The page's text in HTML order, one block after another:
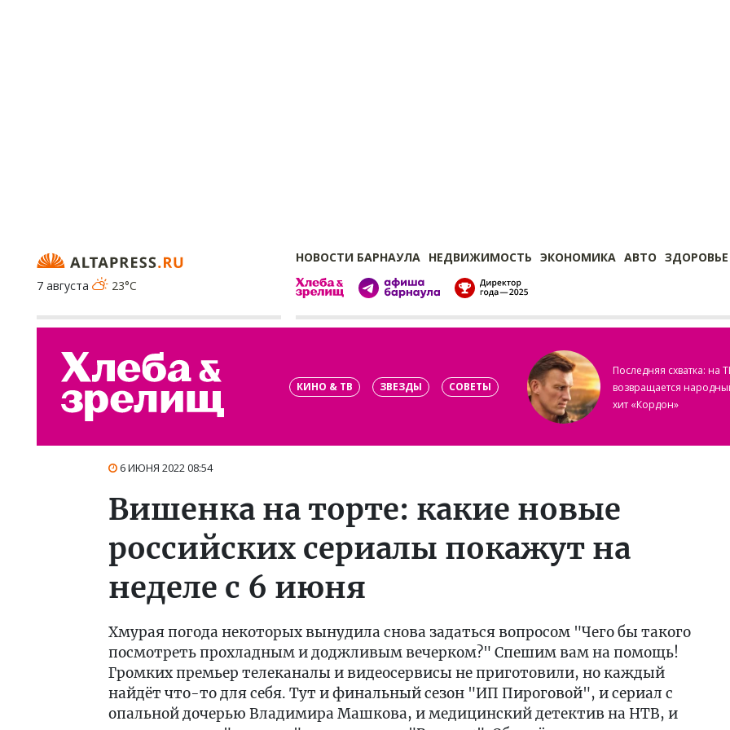
НОВОСТИ БАРНАУЛА НЕДВИЖИМОСТЬ ЭКОНОМИКА АВТО ЗДОРОВЬЕ
7 августа
23°C
КИНО & ТВ ЗВЕЗДЫ СОВЕТЫ
Последняя схватка: на
возвращается
хит «Кордон»
6 ИЮНЯ 2022 08:54
Вишенка на торте: какие новые
российских сериалы покажут на
неделе с 6 июня
Хмурая погода некоторых вынудила снова задаться вопросом "Чего бы такого
посмотреть прохладным и доджливым вечерком?" Спешим вам на помощь!
Громких премьер телеканалы и видеосервисы не приготовили, но каждый
найдёт что-то для себя. Тут и финальный сезон "ИП Пироговой", и сериал с
опальной дочерью Владимира Машкова, и медицинский детектив на НТВ, и